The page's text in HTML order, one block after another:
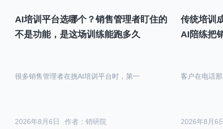
AI培训平台选哪个？销售管理者盯住的
不是功能，是这场训练能跑多久
作者：销研院
2026年8月6日
很多销售管理者在挑AI培训平台时，第一
传统培训
AI陪练把
2026年8月6
客户在电话